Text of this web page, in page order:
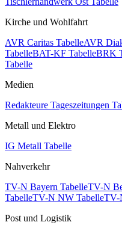
Kirche und Wohlfahrt
AVR Caritas TabelleAVR
TabelleBAT-KF TabelleBRK
Tabelle
Medien
Redakteure Tageszeitungen
Metall und Elektro
IG Metall Tabelle
Nahverkehr
TV-N Bayern TabelleTV-N
TabelleTV-N NW TabelleTV-
Post und Logistik